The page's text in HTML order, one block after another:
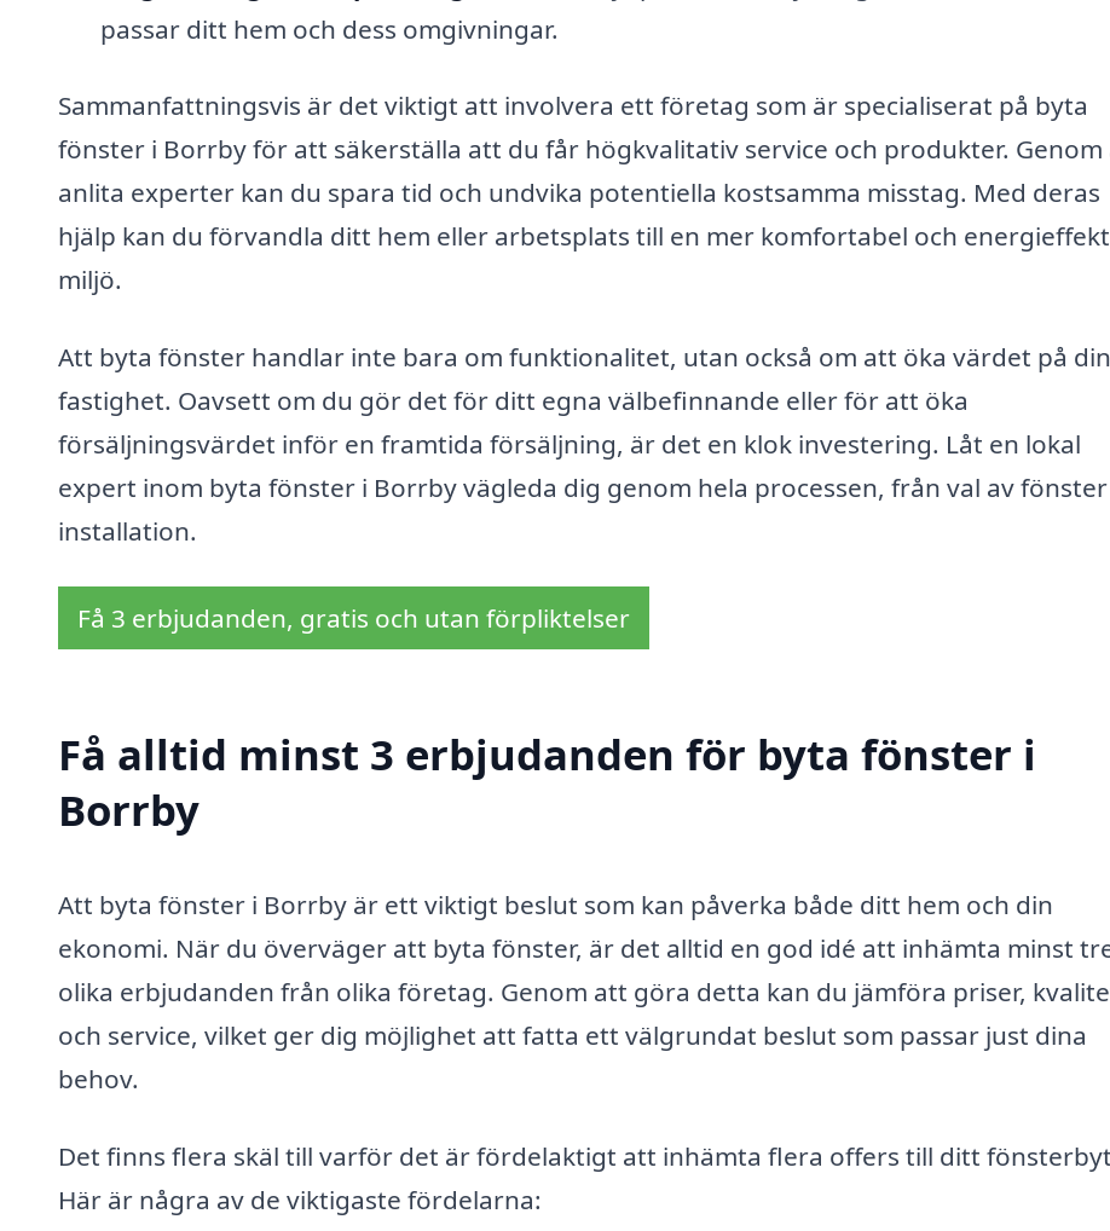
passar ditt hem och dess omgivningar.
Sammanfattningsvis är det viktigt att involvera ett företag som är specialiserat på byta
fönster i Borrby för att säkerställa att du får högkvalitativ service och produkter.
anlita experter kan du spara tid och undvika potentiella kostsamma misstag. Med deras
hjälp kan du förvandla ditt hem eller arbetsplats till en mer komfortabel och
miljö.
Att byta fönster handlar inte bara om funktionalitet, utan också om att öka värdet på din
fastighet. Oavsett om du gör det för ditt egna välbefinnande eller för att öka
försäljningsvärdet inför en framtida försäljning, är det en klok investering. Låt en lokal
expert inom byta fönster i Borrby vägleda dig genom hela processen, från val av
installation.
Få 3 erbjudanden, gratis och utan förpliktelser
Få alltid minst 3 erbjudanden för byta fönster i
Borrby
Att byta fönster i Borrby är ett viktigt beslut som kan påverka både ditt hem och din
ekonomi. När du överväger att byta fönster, är det alltid en god idé att inhämta minst
olika erbjudanden från olika företag. Genom att göra detta kan du jämföra priser,
och service, vilket ger dig möjlighet att fatta ett välgrundat beslut som passar just dina
behov.
Det finns flera skäl till varför det är fördelaktigt att inhämta flera offers till ditt
Här är några av de viktigaste fördelarna: